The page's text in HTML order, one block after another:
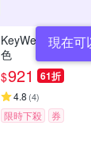
現在可
KeyWear奇威名
色
$921 61折
4.8 (4)
限時下殺 券